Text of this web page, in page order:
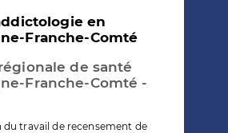
en
Franche-Comté
de santé
Franche-Comté -
du travail de recensement de